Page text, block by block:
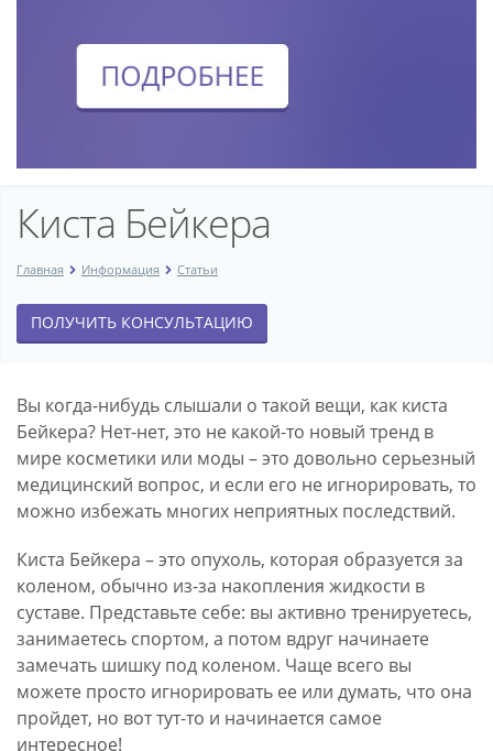
Киста Бейкера
Главная Информация Статьи
ПОЛУЧИТЬ КОНСУЛЬТАЦИЮ
Вы когда-нибудь слышали о такой вещи, как киста
Бейкера? Нет-нет, это не какой-то новый тренд в
мире косметики или моды – это довольно серьезный
медицинский вопрос, и если его не игнорировать, то
можно избежать многих неприятных последствий.
Киста Бейкера – это опухоль, которая образуется за
коленом, обычно из-за накопления жидкости в
суставе. Представьте себе: вы активно тренируетесь,
занимаетесь спортом, а потом вдруг начинаете
замечать шишку под коленом. Чаще всего вы
можете просто игнорировать ее или думать, что она
пройдет, но вот тут-то и начинается самое
интересное!